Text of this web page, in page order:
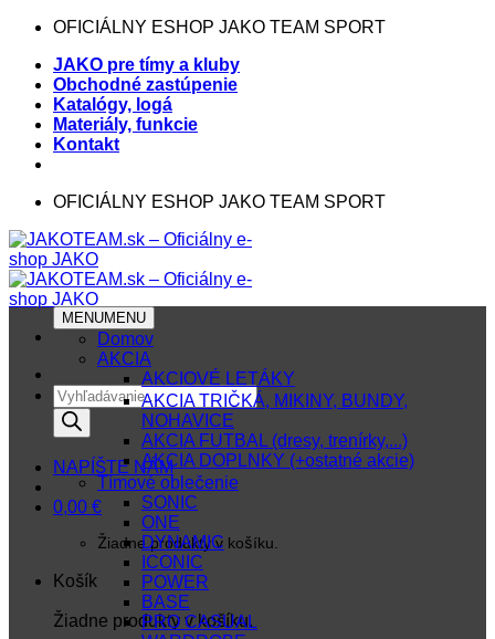
Skip
content
OFICIÁLNY ESHOP JAKO TEAM SPORT
JAKO pre tímy a kluby
Obchodné zastúpenie
Katalógy, logá
Materiály, funkcie
Kontakt
OFICIÁLNY ESHOP JAKO TEAM SPORT
Products
search
NAPÍŠTE NÁM
0,00 €
Žiadne produkty v košíku.
Košík
Žiadne produkty v košíku.
MENUMENU
Domov
AKCIA
AKCIOVÉ LETÁKY
AKCIA TRIČKÁ, MIKINY, BUNDY,
NOHAVICE
AKCIA FUTBAL (dresy, trenírky,...)
AKCIA DOPLNKY (+ostatné akcie)
Tímové oblečenie
SONIC
ONE
DYNAMIC
ICONIC
POWER
BASE
PRO CASUAL